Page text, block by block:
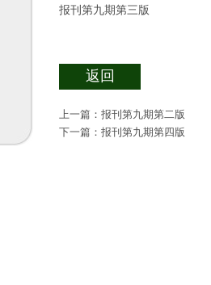
报刊第九期第三版
返回
上一篇： 报刊第九期第二版
下一篇： 报刊第九期第四版